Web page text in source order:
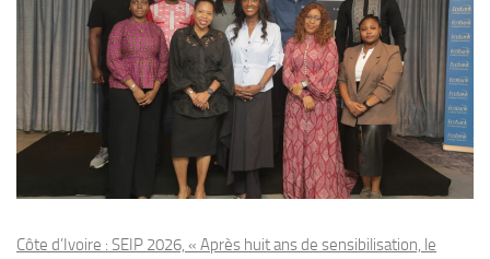
Côte d’Ivoire : SEIP 2026, « Après huit ans de sensibilisation, le